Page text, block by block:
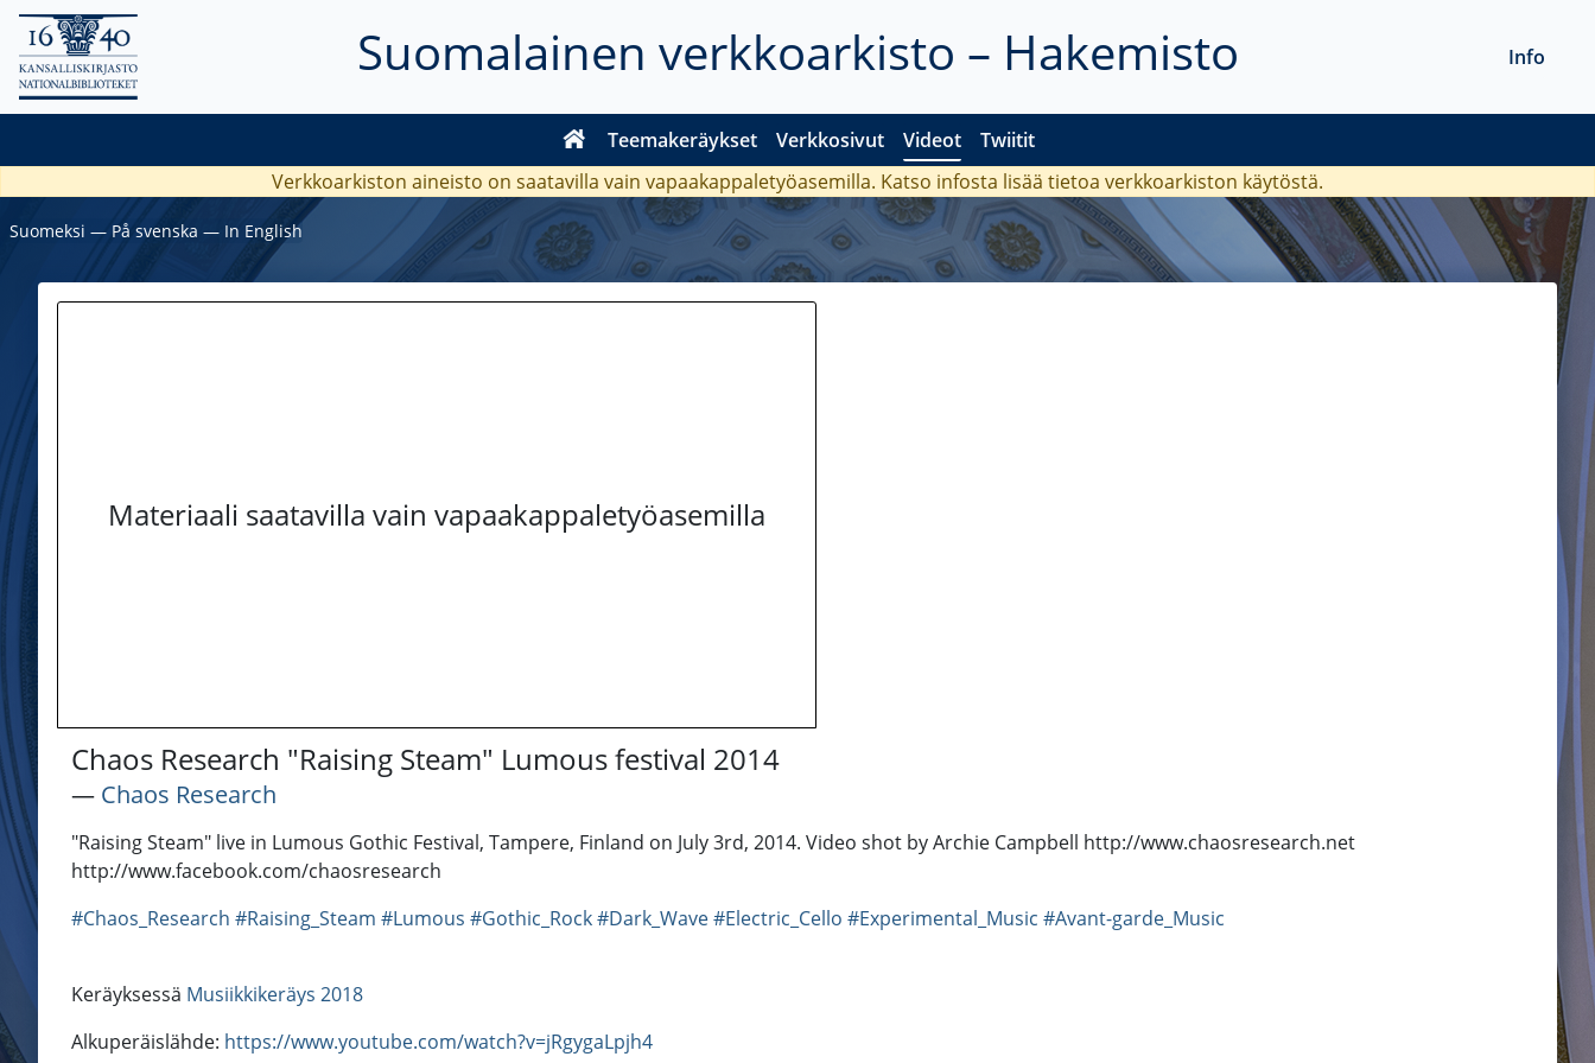
Suomalainen verkkoarkisto – Hakemisto
Teemakeräykset Verkkosivut Videot Twiitit
Info
Verkkoarkiston aineisto on saatavilla vain vapaakappaletyöasemilla. Katso infosta lisää tietoa verkkoarkiston käytöstä.
Suomeksi ― På svenska ― In English
Materiaali saatavilla vain vapaakappaletyöasemilla
Chaos Research "Raising Steam" Lumous festival 2014
― Chaos Research
"Raising Steam" live in Lumous Gothic Festival, Tampere, Finland on July 3rd, 2014. Video shot by Archie Campbell http://www.chaosresearch.net
http://www.facebook.com/chaosresearch
#Chaos_Research #Raising_Steam #Lumous #Gothic_Rock#Dark_Wave#Electric_Cello #Experimental_Music #Avant-garde_Music
Keräyksessä Musiikkikeräys 2018
Alkuperäislähde: https://www.youtube.com/watch?v=jRgygaLpjh4